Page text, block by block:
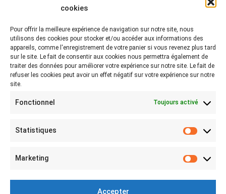
cookies
Pour offrir la meilleure expérience de navigation sur notre site, nous
utilisons des cookies pour stocker et/ou accéder aux informations des
appareils, comme l'enregistrement de votre panier si vous revenez plus tard
sur le site. Le fait de consentir aux cookies nous permettra également de
traiter des données pour améliorer votre expérience sur notre site. Le fait de
refuser les cookies peut avoir un effet négatif sur votre expérience sur notre
site.
Fonctionnel Toujours activé
Statistiques
Marketing
Accepter
Rejoignez-nous sur les réseaux !
Partagez-nous vos photos avec le hashtag
#lebeaubazar